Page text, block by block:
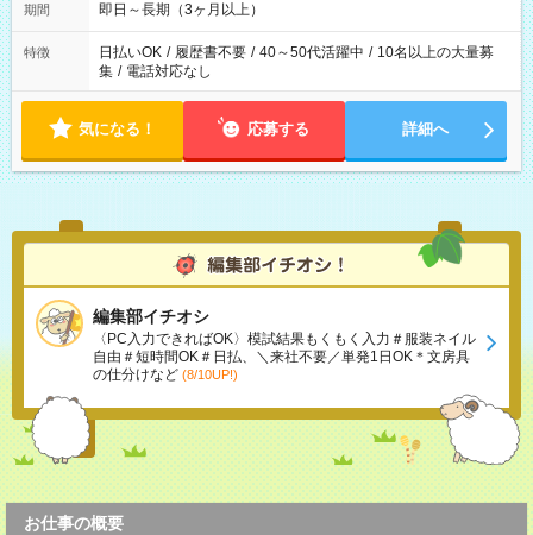
期間 即日～長期（3ヶ月以上）
特徴 日払いOK / 履歴書不要 / 40～50代活躍中 / 10名以上の大量募
集 / 電話対応なし
気になる！ 応募する 詳細へ
編集部イチオシ
〈PC入力できればOK〉模試結果もくもく入力＃服装ネイル
自由＃短時間OK＃日払、＼来社不要／単発1日OK＊文房具
の仕分けなど (8/10UP!)
お仕事の概要